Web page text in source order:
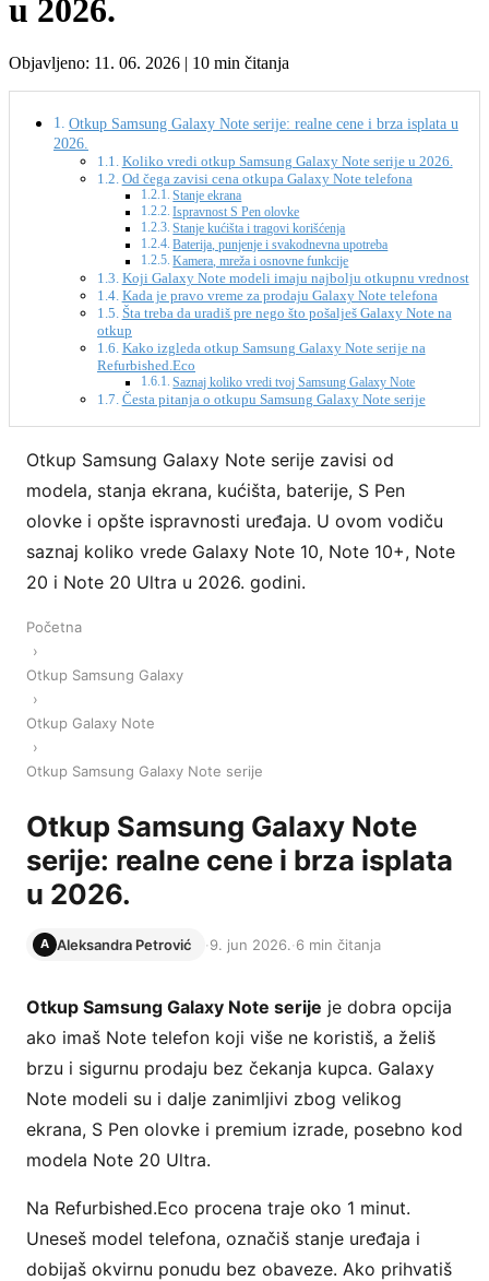
u 2026.
Objavljeno: 11. 06. 2026 | 10 min čitanja
Otkup Samsung Galaxy Note serije: realne cene i brza isplata u
2026.
Koliko vredi otkup Samsung Galaxy Note serije u 2026.
Od čega zavisi cena otkupa Galaxy Note telefona
Stanje ekrana
Ispravnost S Pen olovke
Stanje kućišta i tragovi korišćenja
Baterija, punjenje i svakodnevna upotreba
Kamera, mreža i osnovne funkcije
Koji Galaxy Note modeli imaju najbolju otkupnu vrednost
Kada je pravo vreme za prodaju Galaxy Note telefona
Šta treba da uradiš pre nego što pošalješ Galaxy Note na
otkup
Kako izgleda otkup Samsung Galaxy Note serije na
Refurbished.Eco
Saznaj koliko vredi tvoj Samsung Galaxy Note
Česta pitanja o otkupu Samsung Galaxy Note serije
Otkup Samsung Galaxy Note serije zavisi od
modela, stanja ekrana, kućišta, baterije, S Pen
olovke i opšte ispravnosti uređaja. U ovom vodiču
saznaj koliko vrede Galaxy Note 10, Note 10+, Note
20 i Note 20 Ultra u 2026. godini.
Početna
›
Otkup Samsung Galaxy
›
Otkup Galaxy Note
›
Otkup Samsung Galaxy Note serije
Otkup Samsung Galaxy Note
serije: realne cene i brza isplata
u 2026.
A Aleksandra Petrović ·9. jun 2026.·6 min čitanja
Otkup Samsung Galaxy Note serije je dobra opcija
ako imaš Note telefon koji više ne koristiš, a želiš
brzu i sigurnu prodaju bez čekanja kupca. Galaxy
Note modeli su i dalje zanimljivi zbog velikog
ekrana, S Pen olovke i premium izrade, posebno kod
modela Note 20 Ultra.
Na Refurbished.Eco procena traje oko 1 minut.
Uneseš model telefona, označiš stanje uređaja i
dobijaš okvirnu ponudu bez obaveze. Ako prihvatiš